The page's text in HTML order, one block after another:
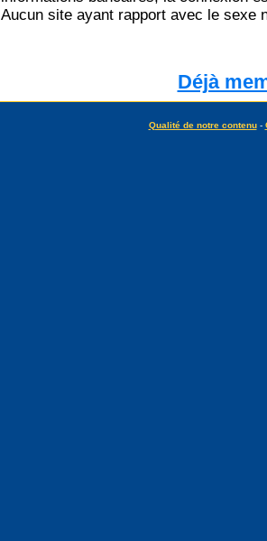
Aucun site ayant rapport avec le sexe
Déjà
Qualité de notre contenu-